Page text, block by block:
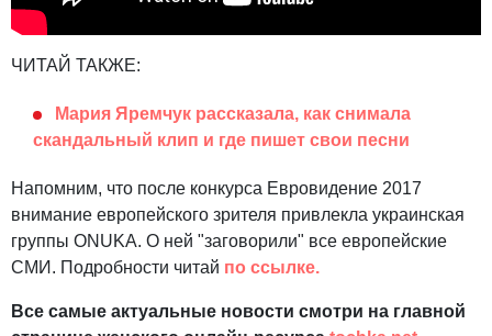
ЧИТАЙ ТАКЖЕ:
Мария Яремчук рассказала, как снимала
скандальный клип и где пишет свои песни
Напомним, что после конкурса Евровидение 2017
внимание европейского зрителя привлекла украинская
группы ONUKA. О ней "заговорили" все европейские
СМИ. Подробности читай по ссылке.
Все самые актуальные новости смотри на главной